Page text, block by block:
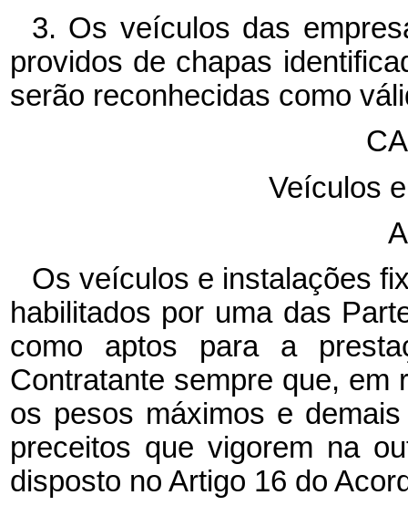
3. Os veículos das
providos de chapas
serão reconhecidas como
Veículos
Os veículos e instalações
habilitados por uma das
como aptos para a
Contratante sempre que, em
os pesos máximos e
preceitos que vigorem na
disposto no Artigo 16 do